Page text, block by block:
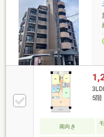
換、室内照明器具
宝駅まで徒歩7分の
日当たり良好♪◎駐
タッフがご提案♪
5
南向き